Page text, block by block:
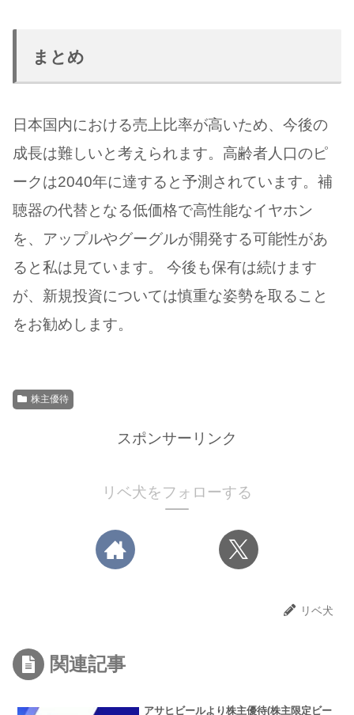
まとめ
日本国内における売上比率が高いため、今後の
成長は難しいと考えられます。高齢者人口のピ
ークは2040年に達すると予測されています。補
聴器の代替となる低価格で高性能なイヤホン
を、アップルやグーグルが開発する可能性があ
ると私は見ています。 今後も保有は続けます
が、新規投資については慎重な姿勢を取ること
をお勧めします。
株主優待
スポンサーリンク
リベ犬をフォローする
リベ犬
関連記事
アサヒビールより株主優待(株主限定ビー